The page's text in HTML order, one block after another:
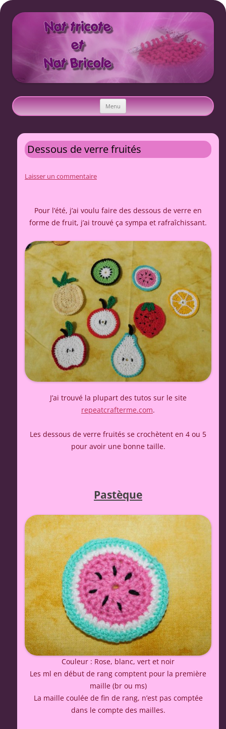
Menu Aller
au
contenu
Dessous de verre fruités
Laisser un commentaire
Pour l’été, j’ai voulu faire des dessous de verre en
forme de fruit, j’ai trouvé ça sympa et rafraîchissant.
J’ai trouvé la plupart des tutos sur le site
repeatcrafterme.com.
Les dessous de verre fruités se crochètent en 4 ou 5
pour avoir une bonne taille.
Pastèque
Couleur : Rose, blanc, vert et noir
Les ml en début de rang comptent pour la première
maille (br ou ms)
La maille coulée de fin de rang, n’est pas comptée
dans le compte des mailles.